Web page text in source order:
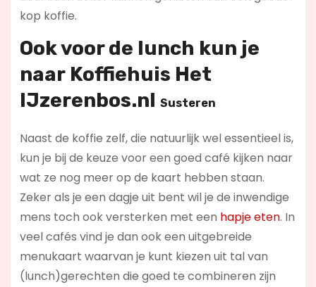
kop koffie.
Ook voor de lunch kun je
naar Koffiehuis Het
IJzerenbos.nl Susteren
Naast de koffie zelf, die natuurlijk wel essentieel is,
kun je bij de keuze voor een goed café kijken naar
wat ze nog meer op de kaart hebben staan.
Zeker als je een dagje uit bent wil je de inwendige
mens toch ook versterken met een hapje eten. In
veel cafés vind je dan ook een uitgebreide
menukaart waarvan je kunt kiezen uit tal van
(lunch)gerechten die goed te combineren zijn